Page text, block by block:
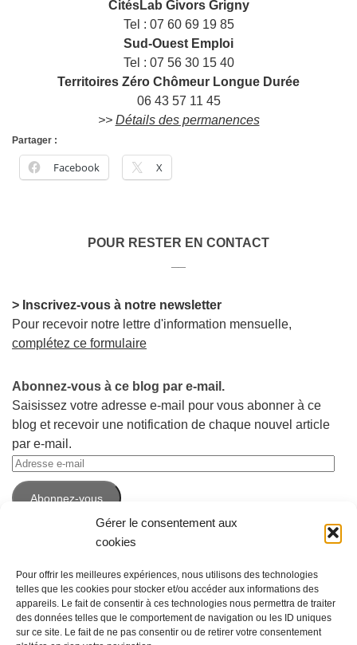
Gérer le consentement aux
cookies
Pour offrir les meilleures expériences, nous utilisons des technologies
telles que les cookies pour stocker et/ou accéder aux informations des
appareils. Le fait de consentir à ces technologies nous permettra de traiter
des données telles que le comportement de navigation ou les ID uniques
sur ce site. Le fait de ne pas consentir ou de retirer votre consentement
CitésLab Givors Grigny
Tel : 07 60 69 19 85
Sud-Ouest Emploi
Tel : 07 56 30 15 40
Territoires Zéro Chômeur Longue Durée
06 43 57 11 45
>> Détails des permanences
Partager :
Facebook X
POUR RESTER EN CONTACT
> Inscrivez-vous à notre newsletter
Pour recevoir notre lettre d'information mensuelle,
complétez ce formulaire
Abonnez-vous à ce blog par e-mail.
Saisissez votre adresse e-mail pour vous abonner à ce
blog et recevoir une notification de chaque nouvel article
par e-mail.
Adresse
e-
mailAbonnez-vous